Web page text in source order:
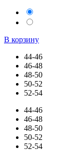
В корзину
44-46
46-48
48-50
50-52
52-54
44-46
46-48
48-50
50-52
52-54